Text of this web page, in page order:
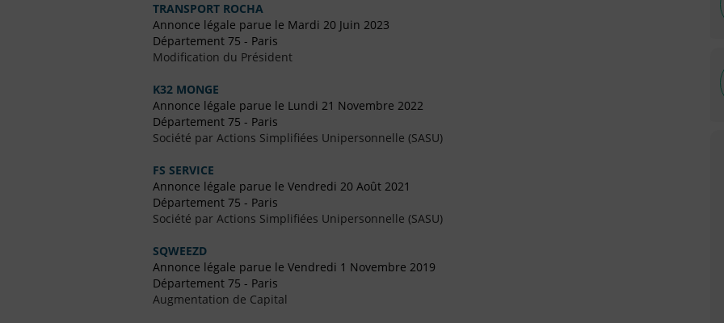
TRANSPORT ROCHA
Annonce légale parue le Mardi 20 Juin 2023
Département 75 - Paris
Modification du Président
K32 MONGE
Annonce légale parue le Lundi 21 Novembre 2022
Département 75 - Paris
Société par Actions Simplifiées Unipersonnelle (SASU)
FS SERVICE
Annonce légale parue le Vendredi 20 Août 2021
Département 75 - Paris
Société par Actions Simplifiées Unipersonnelle (SASU)
SQWEEZD
Annonce légale parue le Vendredi 1 Novembre 2019
Département 75 - Paris
Augmentation de Capital